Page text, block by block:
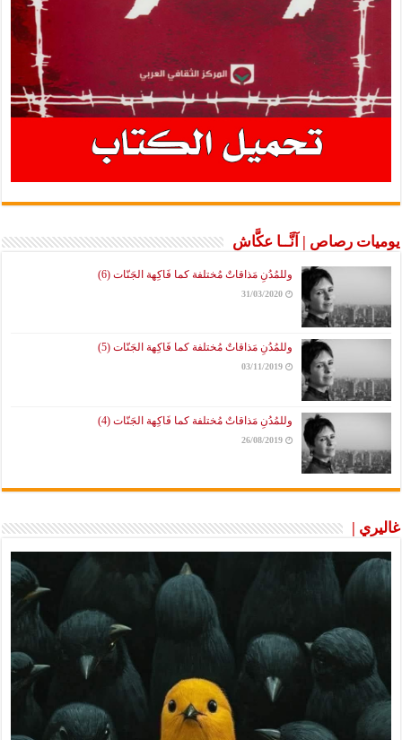
يوميات رصاص | آنَّــا عكَّاش
وللمُدُنِ مَذاقاتٌ مُختلفة كما فَاكِهة الجَنّات (6)
31/03/2020
وللمُدُنِ مَذاقاتٌ مُختلفة كما فَاكِهة الجَنّات (5)
03/11/2019
وللمُدُنِ مَذاقاتٌ مُختلفة كما فَاكِهة الجَنّات (4)
26/08/2019
غاليري |